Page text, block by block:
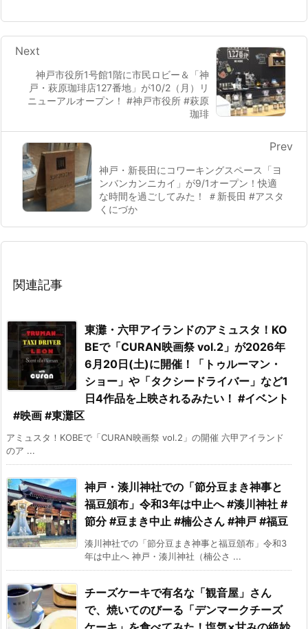
神戸市役所1号館1階に市民ロビー＆「神
戸・萩原珈琲店127番地」が10/2（月）リ
ニューアルオープン！ #神戸市役所 #萩原
珈琲
Next
神戸・新長田にコワーキングスペース「ヨ
ンバンカンニカイ」が9/1オープン！快適
な時間を過ごしてみた！ ＃新長田 #アスタ
くにづか
Prev
関連記事
東灘・六甲アイランドのアミュスタ！KO
BEで「CURAN映画祭 vol.2」が2026年
6月20日(土)に開催！「トゥルーマン・
ショー」や「タクシードライバー」など1
日4作品を上映されるみたい！ #イベント
#映画 #東灘区
アミュスタ！KOBEで「CURAN映画祭 vol.2」の開催 六甲アイランド
のア ...
神戸・湊川神社での「節分豆まき神事と
福豆頒布」令和3年は中止へ #湊川神社 #
節分 #豆まき中止 #楠公さん #神戸 #福豆
湊川神社での「節分豆まき神事と福豆頒布」令和3
年は中止へ 神戸・湊川神社（楠公さ ...
チーズケーキで有名な「観音屋」さん
で、焼いてのびーる「デンマークチーズ